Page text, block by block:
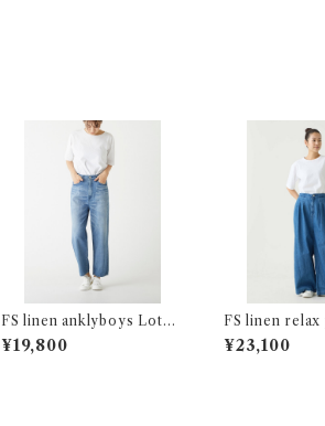
FS linen anklyboys Lot：
26244
¥19,800
FS linen relax
Lot:24219
¥23,100